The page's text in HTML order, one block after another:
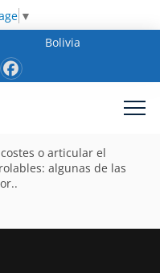
▼
Bolivia
o articular el
algunas de las